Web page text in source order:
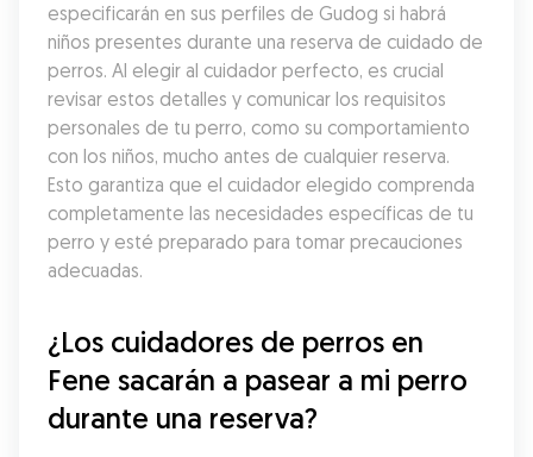
especificarán en sus perfiles de Gudog si habrá
niños presentes durante una reserva de cuidado de
perros. Al elegir al cuidador perfecto, es crucial
revisar estos detalles y comunicar los requisitos
personales de tu perro, como su comportamiento
con los niños, mucho antes de cualquier reserva.
Esto garantiza que el cuidador elegido comprenda
completamente las necesidades específicas de tu
perro y esté preparado para tomar precauciones
adecuadas.
¿Los cuidadores de perros en
Fene sacarán a pasear a mi perro
durante una reserva?